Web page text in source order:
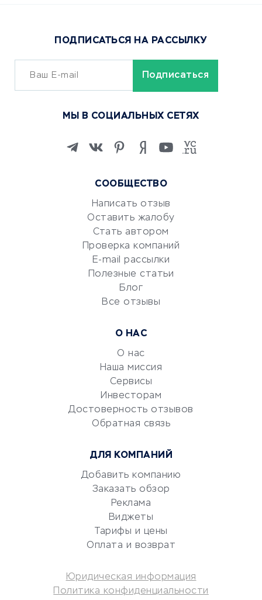
Сервисы доставки
ОБУЧЕНИЕ И РАБОТА
Изучение иностранных
Маркетинг и продажи
Репетиторство
Красота и здоровье
Сервисы по поиску работы
Сетевой маркетинг
УСЛУГИ ДЛЯ БИЗНЕСА
документооборот
Юридические компании
Аудиторские компании
Бухгалтерия онлайн
Потребительские кредиты
СООБЩЕСТВО
Написать отзыв
Оставить жалобу
Стать автором
Проверка компаний
E-mail рассылки
Полезные статьи
Блог
Все отзывы
О НАС
О нас
Наша миссия
Сервисы
Инвесторам
Достоверность отзывов
Обратная связь
ДЛЯ КОМПАНИЙ
Добавить компанию
Заказать обзор
Реклама
Виджеты
Тарифы и цены
Оплата и возврат
ПОДПИСАТЬСЯ НА РАССЫЛКУ
МЫ В СОЦИАЛЬНЫХ СЕТЯХ
Юридическая информация
Политика конфиденциальности